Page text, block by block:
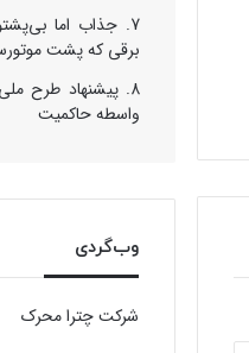
جذاب اما
برقی که پشت
پیشنهاد طرح
واسطه حاکمیت
وب‌گردی
شرکت چترا محرک